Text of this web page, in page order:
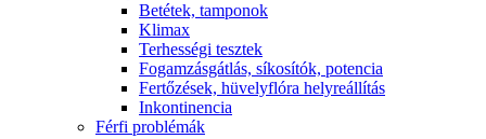
Betétek, tamponok
Klimax
Terhességi tesztek
Fogamzásgátlás, síkosítók, potencia
Fertőzések, hüvelyflóra helyreállítás
Inkontinencia
Férfi problémák